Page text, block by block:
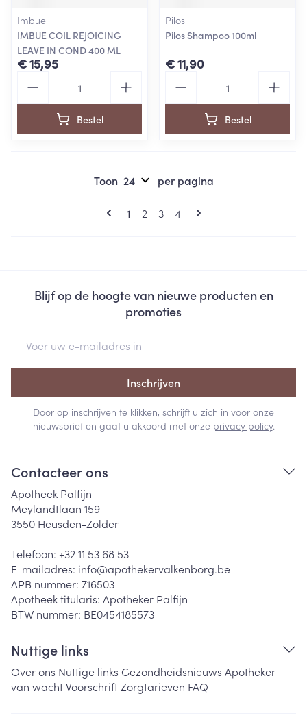
Imbue
IMBUE COIL REJOICING
LEAVE IN COND 400 ML
€ 15,95
Bestel
Pilos
Pilos Shampoo 100ml
€ 11,90
Bestel
Pagina's
U lees momenteel pagina
1 Pagina
2 Pagina
3 Pagina
4
Toon per pagina
Blijf op de hoogte van nieuwe producten en
promoties
Inschrijven
Door op inschrijven te klikken, schrijft u zich in voor onze
nieuwsbrief en gaat u akkoord met onze privacy policy.
Contacteer ons
Apotheek Palfijn
Meylandtlaan 159
3550 Heusden-Zolder
Telefoon: +32 11 53 68 53
E-mailadres: info@apothekervalkenborg.be
APB nummer: 716503
Apotheek titularis: Apotheker Palfijn
BTW nummer: BE0454185573
Nuttige links
Over ons Nuttige links Gezondheidsnieuws Apotheker
van wachtVoorschriftZorgtarieven FAQ